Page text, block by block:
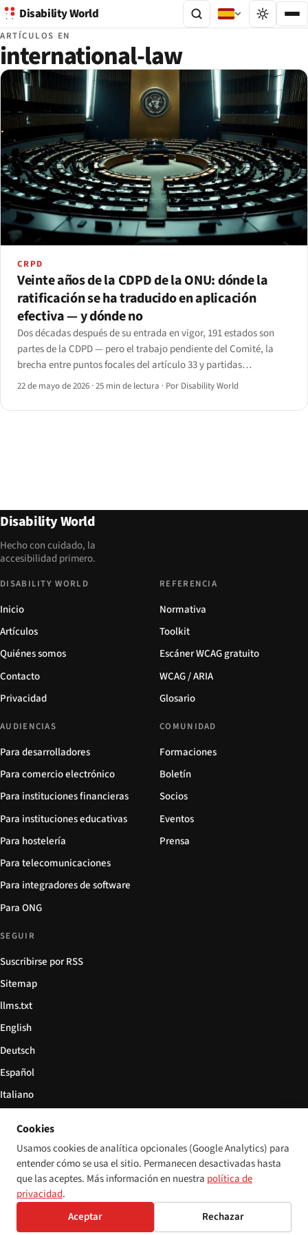
Disability World
ARTÍCULOS EN
international-law
CRPD
Veinte años de la CDPD de la ONU: dónde la
ratificación se ha traducido en aplicación
efectiva — y dónde no
Dos décadas después de su entrada en vigor, 191 estados son
partes de la CDPD — pero el trabajo pendiente del Comité, la
brecha entre puntos focales del artículo 33 y partidas
presupuestarias, y el desigual alcance del Protocolo Facultativo
22 de mayo de 2026 ·25 min de lectura · Por Disability World
Disability World
Hecho con cuidado, la
accesibilidad primero.
DISABILITY WORLD
Inicio
Artículos
Quiénes somos
Contacto
Privacidad
REFERENCIA
Normativa
Toolkit
Escáner WCAG gratuito
WCAG / ARIA
Glosario
AUDIENCIAS
Para desarrolladores
Para comercio electrónico
Para instituciones financieras
Para instituciones educativas
Para hostelería
Para telecomunicaciones
Para integradores de software
Para ONG
COMUNIDAD
Formaciones
Boletín
Socios
Eventos
Prensa
SEGUIR
Suscribirse por RSS
Sitemap
llms.txt
English
Deutsch
Español
Italiano
© 2026 Disability World. Todos los derechos reservados. Configuración de cookies
DeutschEspañol 简体中文PolskiFrançais
Cookies
Usamos cookies de analítica opcionales (Google Analytics) para
entender cómo se usa el sitio. Permanecen desactivadas hasta
que las aceptes. Más información en nuestra política de
privacidad.
Aceptar
Rechazar